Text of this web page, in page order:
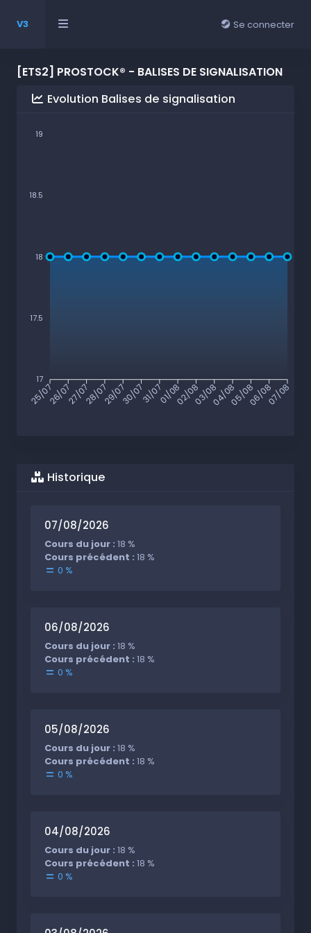
V3 Se connecter
[ETS2] PROSTOCK® - BALISES DE SIGNALISATION
Evolution Balises de signalisation
19
18.5
18
17.5
17
25/0726/0727/0728/0729/0730/0731/0701/0802/0803/0804/0805/0806/0807/08
Historique
07/08/2026
Cours du jour : 18 %
Cours précédent : 18 %
0 %
06/08/2026
Cours du jour : 18 %
Cours précédent : 18 %
0 %
05/08/2026
Cours du jour : 18 %
Cours précédent : 18 %
0 %
04/08/2026
Cours du jour : 18 %
Cours précédent : 18 %
0 %